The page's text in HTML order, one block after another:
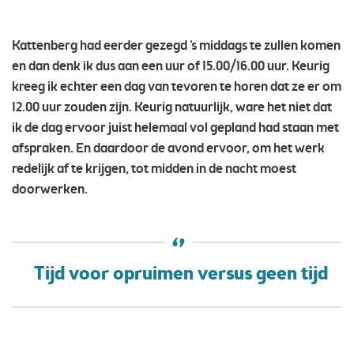
Kattenberg had eerder gezegd ’s middags te zullen komen
en dan denk ik dus aan een uur of 15.00/16.00 uur. Keurig
kreeg ik echter een dag van tevoren te horen dat ze er om
12.00 uur zouden zijn. Keurig natuurlijk, ware het niet dat
ik de dag ervoor juist helemaal vol gepland had staan met
afspraken. En daardoor de avond ervoor, om het werk
redelijk af te krijgen, tot midden in de nacht moest
doorwerken.
Tijd voor opruimen versus geen tijd